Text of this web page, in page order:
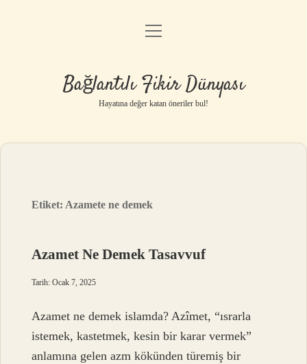
Anasayfa
Yasal Uyarı
menüyü
Bağlantılı Fikir Dünyası
Hayatına değer katan öneriler bul!
Etiket: Azamete ne demek
Azamet Ne Demek Tasavvuf
Tarih: Ocak 7, 2025
Azamet ne demek islamda? Azîmet, “ısrarla
istemek, kastetmek, kesin bir karar vermek”
anlamına gelen azm kökünden türemiş bir